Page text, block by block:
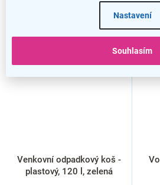
Nastavení
Souhlasím
Venkovní odpadkový koš -
plastový, 120 l, zelená